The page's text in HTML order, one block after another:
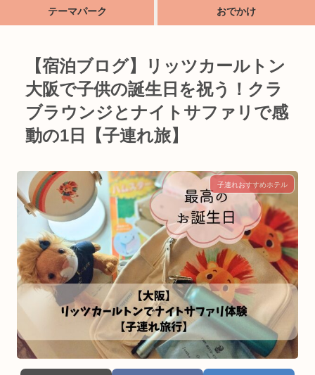
テーマパーク おでかけ
【宿泊ブログ】リッツカールトン
大阪で子供の誕生日を祝う！クラ
ブラウンジとナイトサファリで感
動の1日【子連れ旅】
子連れおすすめホテル